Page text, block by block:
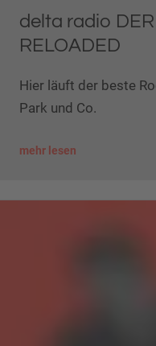
delta radio
RELOADED
Hier läuft der beste
Park und Co.
mehr lesen